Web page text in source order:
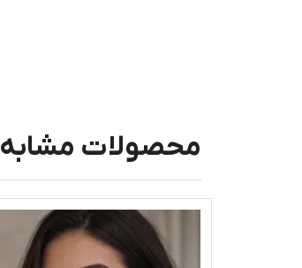
محصولات مشابه